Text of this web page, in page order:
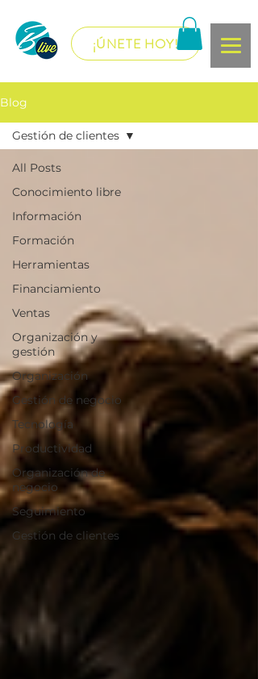
¡ÚNETE HOY!
Blog
All Posts
Conocimiento libre
Información
Formación
Herramientas
Financiamiento
Ventas
Organización y
gestión
Organización
Gestión de negocio
Tecnología
Productividad
Organización de
negocio
Seguimiento
Gestión de clientes
Gestión de clientes